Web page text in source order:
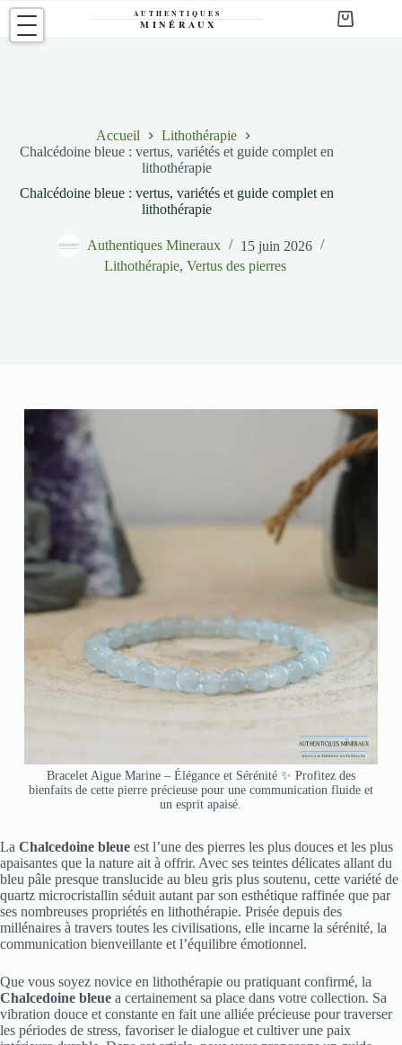
Passer
contenu
Panier
Accueil
Lithothérapie
Chalcédoine bleue : vertus, variétés et guide complet en
lithothérapie
Chalcédoine bleue : vertus, variétés et guide complet en
lithothérapie
Authentiques Mineraux
15 juin 2026
Lithothérapie, Vertus des pierres
Bracelet Aigue Marine – Élégance et Sérénité ✨ Profitez des
bienfaits de cette pierre précieuse pour une communication fluide et
un esprit apaisé.
La Chalcedoine bleue est l’une des pierres les plus douces et les plus
apaisantes que la nature ait à offrir. Avec ses teintes délicates allant du
bleu pâle presque translucide au bleu gris plus soutenu, cette variété de
quartz microcristallin séduit autant par son esthétique raffinée que par
ses nombreuses propriétés en lithothérapie. Prisée depuis des
millénaires à travers toutes les civilisations, elle incarne la sérénité, la
communication bienveillante et l’équilibre émotionnel.
Que vous soyez novice en lithothérapie ou pratiquant confirmé, la
Chalcedoine bleue a certainement sa place dans votre collection. Sa
vibration douce et constante en fait une alliée précieuse pour traverser
les périodes de stress, favoriser le dialogue et cultiver une paix